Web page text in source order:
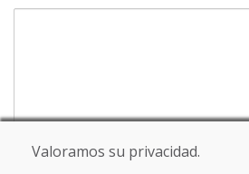
Nombre y apellido
Valoramos su privacidad.